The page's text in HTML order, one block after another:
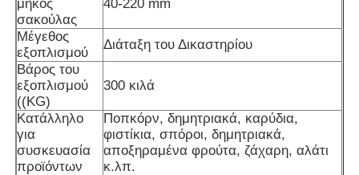
Μηχανή πλήρωσης
μηχανή μπουλεττών
Μηχανή συσκευασίας σακούλας
μήκος
σακούλας
40-220 mm
Μέγεθος
εξοπλισμού
Διάταξη του Δικαστηρίου
Βάρος του
εξοπλισμού
((KG)
300 κιλά
Κατάλληλο
για
συσκευασία
προϊόντων
Ποπκόρν, δημητριακά, καρύδια,
φιστίκια, σπόροι, δημητριακά,
αποξηραμένα φρούτα, ζάχαρη, αλάτι
κ.λπ.